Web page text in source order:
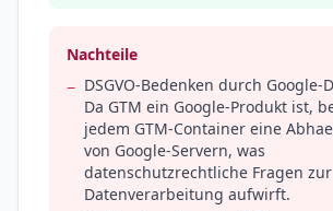
Nachteile
− DSGVO-Bedenken durch Google-
Da GTM ein Google-Produkt ist,
jedem GTM-Container eine
von Google-Servern, was
datenschutzrechtliche Fragen zur
Datenverarbeitung aufwirft.